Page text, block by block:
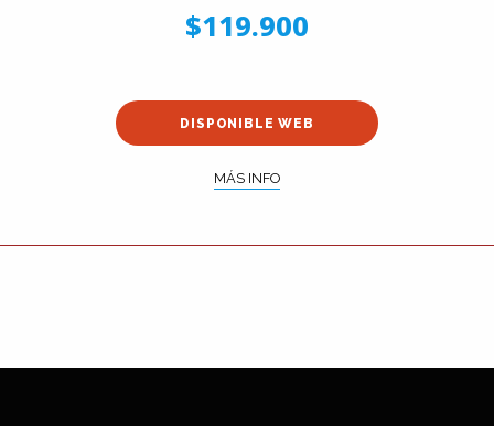
$119.900
DISPONIBLE WEB
MÁS INFO